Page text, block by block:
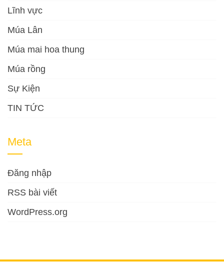
Lĩnh vực
Múa Lân
Múa mai hoa thung
Múa rồng
Sự Kiện
TIN TỨC
Meta
Đăng nhập
RSS bài viết
WordPress.org